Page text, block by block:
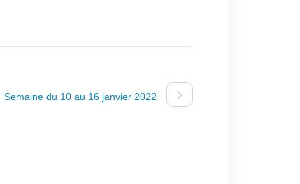
Semaine du 10 au 16 janvier 2022